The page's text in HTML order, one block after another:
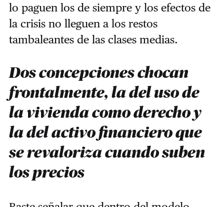
lo paguen los de siempre y los efectos de
la crisis no lleguen a los restos
tambaleantes de las clases medias.
Dos concepciones chocan
frontalmente, la del uso de
la vivienda como derecho y
la del activo financiero que
se revaloriza cuando suben
los precios